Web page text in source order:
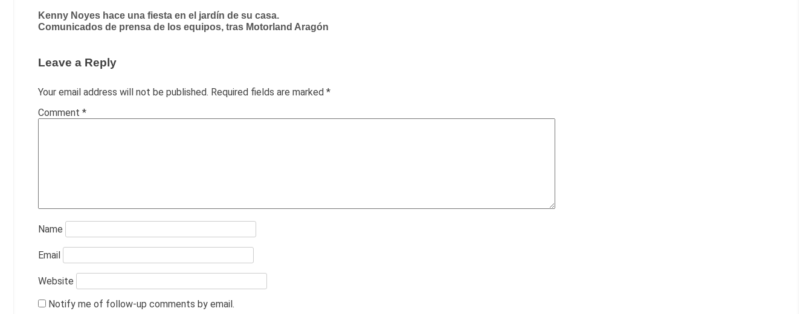
Post
navigation
Kenny Noyes hace una fiesta en el jardín de su casa.
Comunicados de prensa de los equipos, tras Motorland Aragón
Leave a Reply
Your email address will not be published. Required fields are marked *
Comment *
Name
Email
Website
Notify me of follow-up comments by email.